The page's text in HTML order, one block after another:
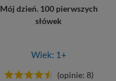
Mój dzień. 100 pierwszych
słówek
Wiek: 1+
(opinie: 8)